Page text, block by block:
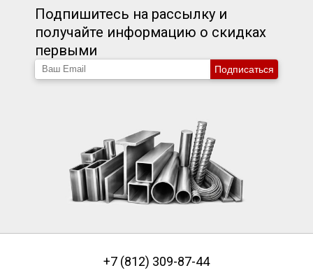
Подпишитесь на рассылку и
получайте информацию о скидках
первыми
Подписаться
+7 (812) 309-87-44